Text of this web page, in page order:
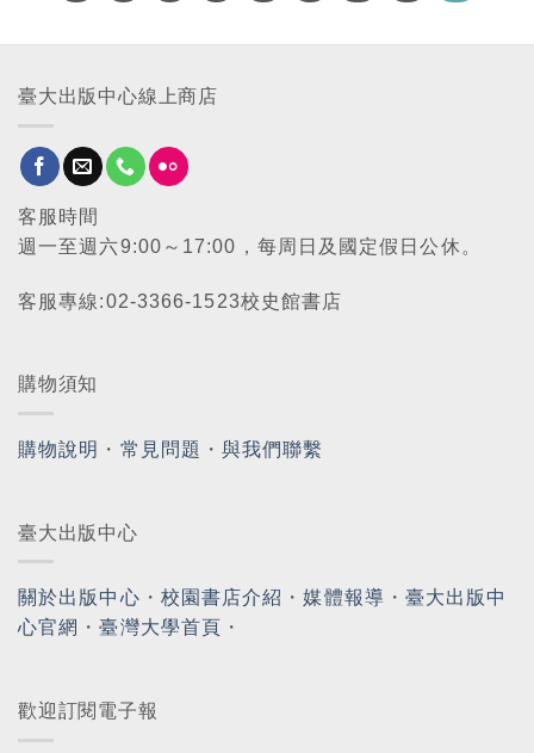
臺大出版中心線上商店
客服時間
週一至週六9:00～17:00，每周日及國定假日公休。
客服專線:02-3366-1523校史館書店
購物須知
購物說明 ・ 常見問題 ・與我們聯繫
臺大出版中心
關於出版中心 ・ 校園書店介紹 ・媒體報導 ・ 臺大出版中
心官網 ・臺灣大學首頁 ・
歡迎訂閱電子報